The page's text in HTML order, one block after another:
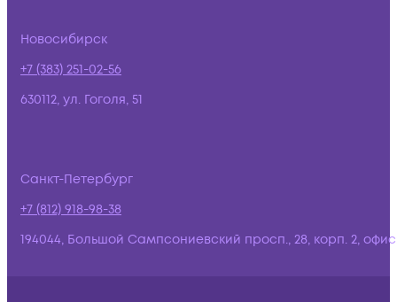
Новосибирск
+7 (383) 251-02-56
630112, ул. Гоголя, 51
Санкт-Петербург
+7 (812) 918-98-38
194044, Большой Сампсониевский просп., 28, корп. 2,